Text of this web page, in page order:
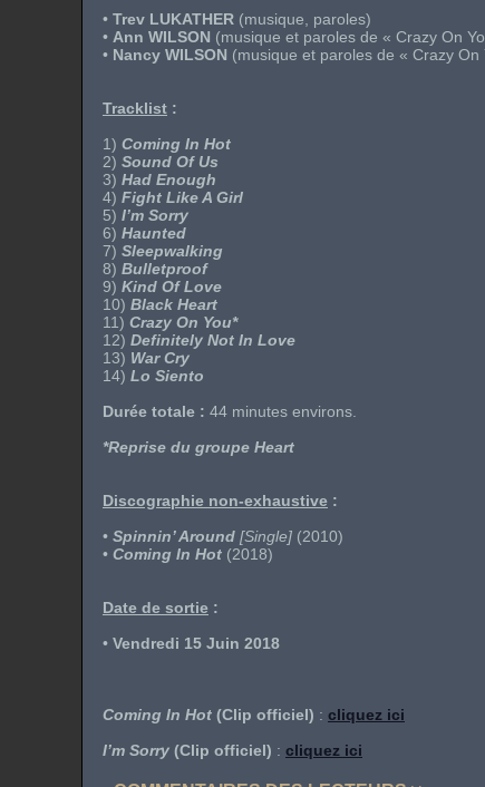
• Trev LUKATHER (musique, paroles)
• Ann WILSON (musique et paroles de « Crazy On
• Nancy WILSON (musique et paroles de « Crazy On
Tracklist :
1) Coming In Hot
2) Sound Of Us
3) Had Enough
4) Fight Like A Girl
5) I’m Sorry
6) Haunted
7) Sleepwalking
8) Bulletproof
9) Kind Of Love
10) Black Heart
11) Crazy On You*
12) Definitely Not In Love
13) War Cry
14) Lo Siento
Durée totale : 44 minutes environs.
*Reprise du groupe Heart
Discographie non-exhaustive :
• Spinnin’ Around [Single] (2010)
• Coming In Hot (2018)
Date de sortie :
• Vendredi 15 Juin 2018
Coming In Hot (Clip officiel) : cliquez ici
I’m Sorry (Clip officiel) : cliquez ici